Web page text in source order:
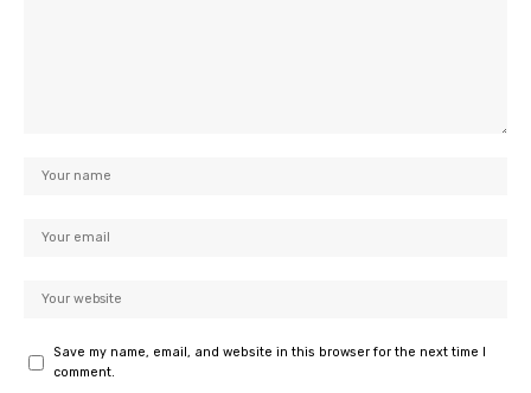
Save my name, email, and website in this browser for the next time I
comment.